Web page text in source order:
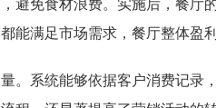
避免食材浪费。实施后，餐厅
能满足市场需求，餐厅整体盈利
。系统能够依据客户消费记录